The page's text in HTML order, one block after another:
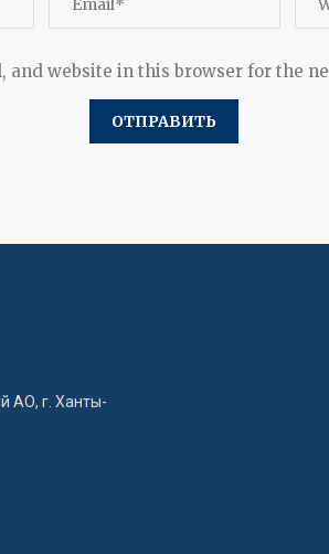
and website in this browser for the
АО, г. Ханты-